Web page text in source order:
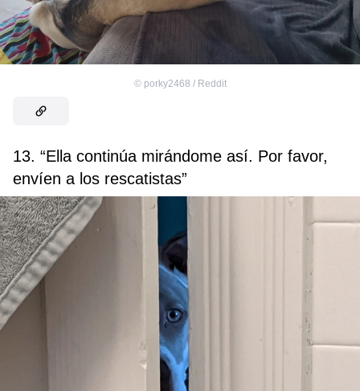
© porky2468 / Reddit
13. “Ella continúa mirándome así. Por favor,
envíen a los rescatistas”